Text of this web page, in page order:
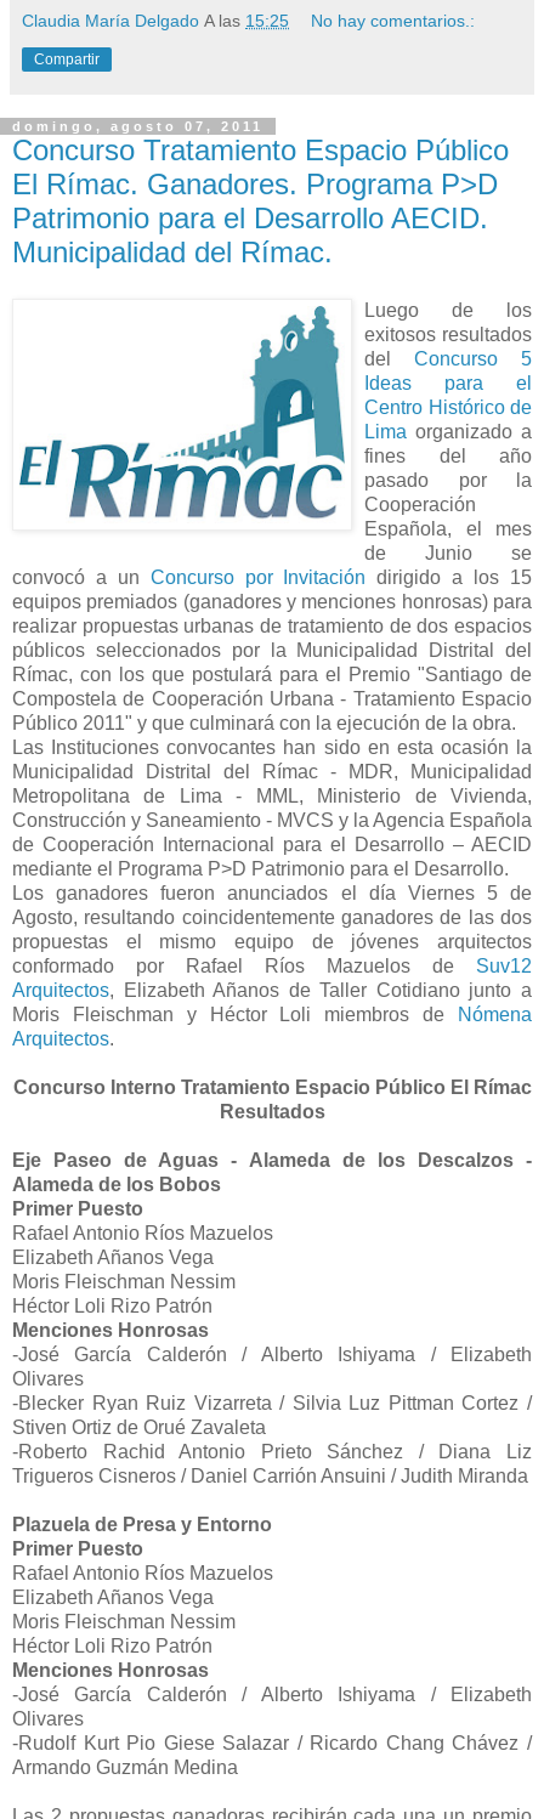
Claudia María Delgado A las 15:25 No hay comentarios.:
Compartir
domingo, agosto 07, 2011
Concurso Tratamiento Espacio Público
El Rímac. Ganadores. Programa P>D
Patrimonio para el Desarrollo AECID.
Municipalidad del Rímac.
Luego de los
exitosos resultados
del Concurso 5
Ideas para el
Centro Histórico de
Lima organizado a
fines del año
pasado por la
Cooperación
Española, el mes
de Junio se
convocó a un Concurso por Invitación dirigido a los 15
equipos premiados (ganadores y menciones honrosas) para
realizar propuestas urbanas de tratamiento de dos espacios
públicos seleccionados por la Municipalidad Distrital del
Rímac, con los que postulará para el Premio "Santiago de
Compostela de Cooperación Urbana - Tratamiento Espacio
Público 2011" y que culminará con la ejecución de la obra.
Las Instituciones convocantes han sido en esta ocasión la
Municipalidad Distrital del Rímac - MDR, Municipalidad
Metropolitana de Lima - MML, Ministerio de Vivienda,
Construcción y Saneamiento - MVCS y la Agencia Española
de Cooperación Internacional para el Desarrollo – AECID
mediante el Programa P>D Patrimonio para el Desarrollo.
Los ganadores fueron anunciados el día Viernes 5 de
Agosto, resultando coincidentemente ganadores de las dos
propuestas el mismo equipo de jóvenes arquitectos
conformado por Rafael Ríos Mazuelos de Suv12
Arquitectos, Elizabeth Añanos de Taller Cotidiano junto a
Moris Fleischman y Héctor Loli miembros de
Nómena
Arquitectos.
Concurso Interno Tratamiento Espacio Público El Rímac
Resultados
Eje Paseo de Aguas - Alameda de los Descalzos -
Alameda de los Bobos
Primer Puesto
Rafael Antonio Ríos Mazuelos
Elizabeth Añanos Vega
Moris Fleischman Nessim
Héctor Loli Rizo Patrón
Menciones Honrosas
-José García Calderón / Alberto Ishiyama / Elizabeth
Olivares
-Blecker Ryan Ruiz Vizarreta / Silvia Luz Pittman Cortez /
Stiven Ortiz de Orué Zavaleta
-Roberto Rachid Antonio Prieto Sánchez / Diana Liz
Trigueros Cisneros / Daniel Carrión Ansuini / Judith Miranda
Plazuela de Presa y Entorno
Primer Puesto
Rafael Antonio Ríos Mazuelos
Elizabeth Añanos Vega
Moris Fleischman Nessim
Héctor Loli Rizo Patrón
Menciones Honrosas
-José García Calderón / Alberto Ishiyama / Elizabeth
Olivares
-Rudolf Kurt Pio Giese Salazar / Ricardo Chang Chávez /
Armando Guzmán Medina